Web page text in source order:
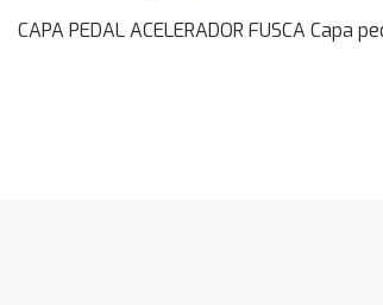
CAPA PEDAL ACELERADOR FUSCA